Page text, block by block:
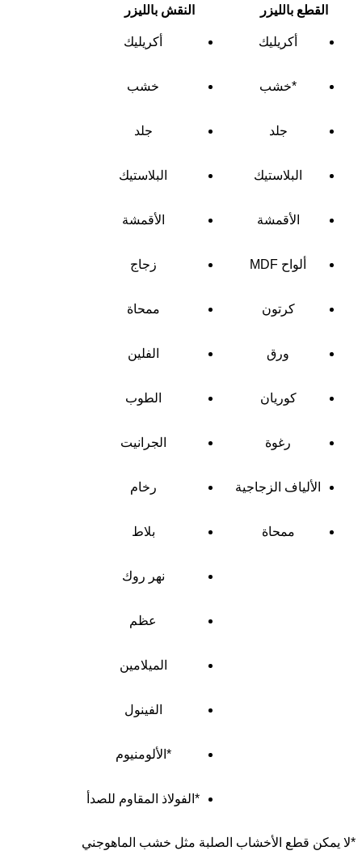
القطع بالليزر النقش بالليزر
أكريليك أكريليك
*خشب خشب
جلد جلد
البلاستيك البلاستيك
الأقمشة الأقمشة
ألواح MDF زجاج
كرتون ممحاة
ورق الفلين
كوريان الطوب
رغوة الجرانيت
الألياف الزجاجية رخام
ممحاة بلاط
نهر روك
عظم
الميلامين
الفينول
*الألومنيوم
*الفولاذ المقاوم للصدأ
*لا يمكن قطع الأخشاب الصلبة مثل خشب الماهوجني